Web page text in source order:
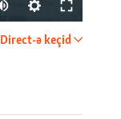
Direct-ə keçid